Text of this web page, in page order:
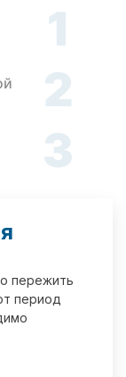
1
2
3
пережить
период